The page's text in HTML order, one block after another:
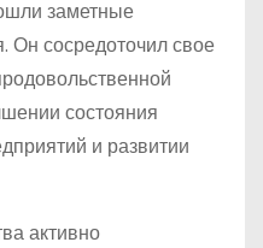
заметные
Он сосредоточил свое
состояния
и развитии
активно